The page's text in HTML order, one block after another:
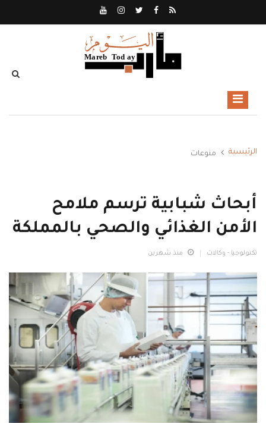
الرئيسية منوعات
أبحاث شبابية ترسم ملامح
الأمن الغذائي والصحي بالمملكة
تكنولوجيا - وكالات منذ شهرين